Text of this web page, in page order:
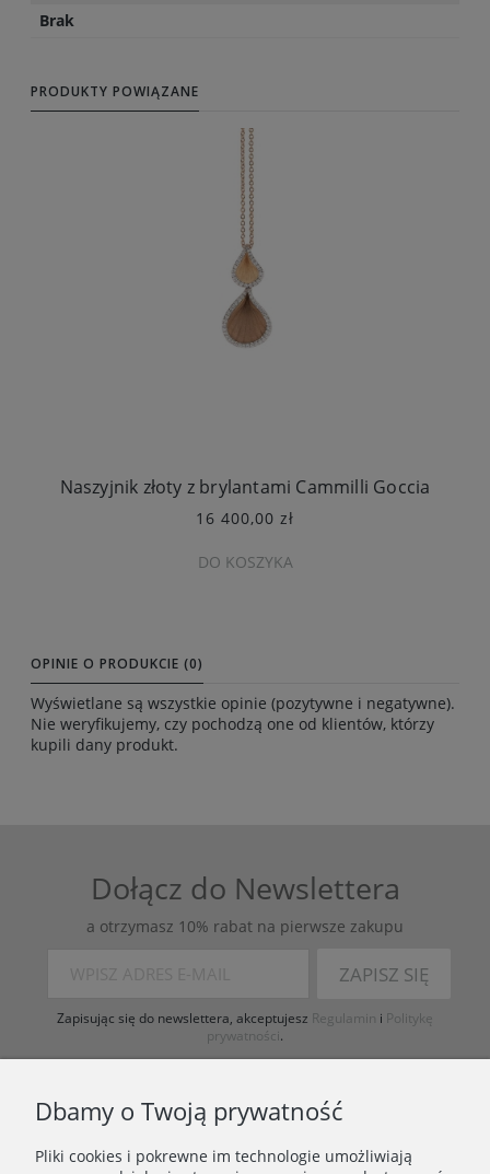
Brak
PRODUKTY POWIĄZANE
Naszyjnik złoty z brylantami Cammilli Goccia
16 400,00 zł
DO KOSZYKA
OPINIE O PRODUKCIE (0)
Wyświetlane są wszystkie opinie (pozytywne i negatywne).
Nie weryfikujemy, czy pochodzą one od klientów, którzy
kupili dany produkt.
Dołącz do Newslettera
a otrzymasz 10% rabat na pierwsze zakupu
ZAPISZ SIĘ
Zapisując się do newslettera, akceptujesz Regulamin i Politykę
prywatności.
Dbamy o Twoją prywatność
Pliki cookies i pokrewne im technologie umożliwiają